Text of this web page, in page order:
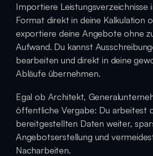
Importiere Leistungsverzeichnisse
Format direkt in deine Kalkulation
exportiere deine Angebote ohne
Aufwand. Du kannst
bearbeiten und direkt in deine
Abläufe übernehmen.
Egal ob Architekt,
öffentliche Vergabe: Du arbeitest
bereitgestellten Daten weiter,
Angebotserstellung und
Nacharbeiten.